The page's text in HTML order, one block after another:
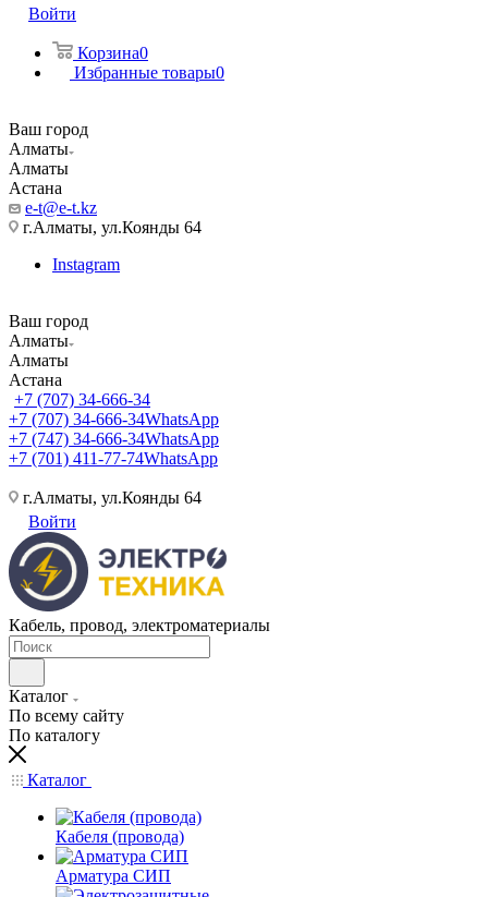
Войти
Корзина0
Избранные товары0
Ваш город
Алматы
Алматы
Астана
e-t@e-t.kz
г.Алматы, ул.Коянды 64
Instagram
Ваш город
Алматы
Алматы
Астана
+7 (707) 34-666-34
+7 (707) 34-666-34WhatsApp
+7 (747) 34-666-34WhatsApp
+7 (701) 411-77-74WhatsApp
г.Алматы, ул.Коянды 64
Войти
Кабель, провод, электроматериалы
Каталог
По всему сайту
По каталогу
Каталог
Кабеля (провода)
Арматура СИП